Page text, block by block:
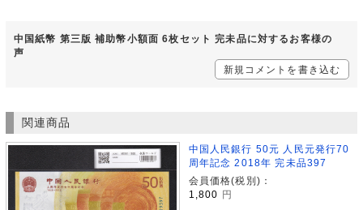
中国紙幣 第三版 補助幣小額面 6枚セット 完未品に対するお客様の
声
新規コメントを書き込む
関連商品
中国人民銀行 50元 人民元発行70
周年記念 2018年 完未品397
会員価格(税別)：
1,800
円